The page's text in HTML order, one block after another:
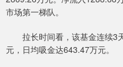
市场第一梯队。
拉长时间看，该基金连续3
元，日均吸金达643.47万元。